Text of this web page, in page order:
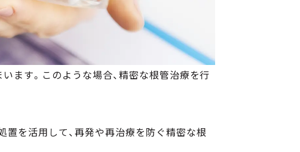
ます。このような場合、精密な根管治療を行
置を活用して、再発や再治療を防ぐ精密な根